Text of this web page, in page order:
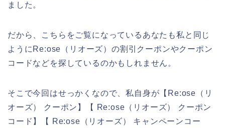
ました。
だから、こちらをご覧になっているあなたも私と同じ
ようにRe:ose（リオーズ）の割引クーポンやクーポン
コードなどを探しているのかもしれません。
そこで今回はせっかくなので、私自身が【Re:ose（リ
オーズ） クーポン】【 Re:ose（リオーズ） クーポン
コード】【 Re:ose（リオーズ） キャンペーンコー